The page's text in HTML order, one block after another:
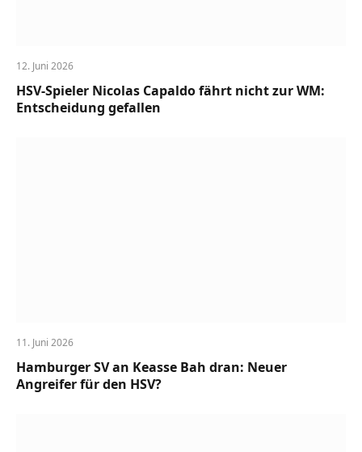
12. Juni 2026
HSV-Spieler Nicolas Capaldo fährt nicht zur WM:
Entscheidung gefallen
11. Juni 2026
Hamburger SV an Keasse Bah dran: Neuer
Angreifer für den HSV?